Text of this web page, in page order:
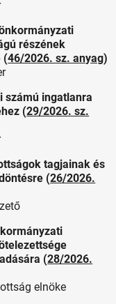
részének
(46/2026. sz. anyag)
számú ingatlanra
(29/2026. sz.
tagjainak és
(26/2026.
(28/2026.
elnöke